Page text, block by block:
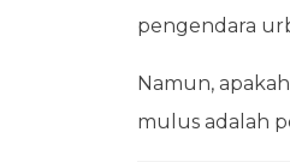
pengendara
Namun,
mulus adalah